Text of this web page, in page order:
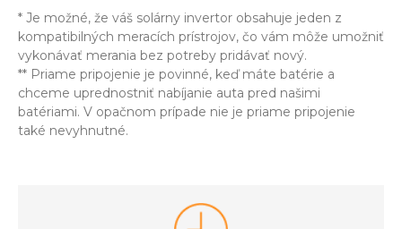
* Je možné, že váš solárny invertor obsahuje jeden z
kompatibilných meracích prístrojov, čo vám môže umožniť
vykonávať merania bez potreby pridávať nový.
** Priame pripojenie je povinné, keď máte batérie a
chceme uprednostniť nabíjanie auta pred našimi
batériami. V opačnom prípade nie je priame pripojenie
také nevyhnutné.